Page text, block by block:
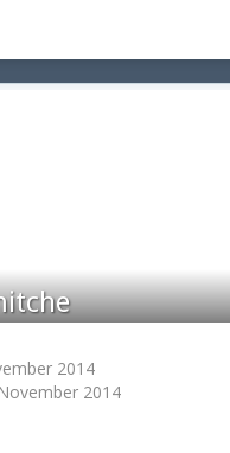
2014
2014